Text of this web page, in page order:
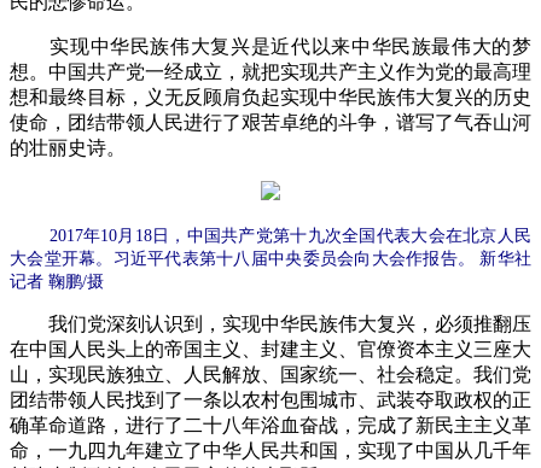
实现中华民族伟大复兴是近代以来中华民族最伟大的梦
想。中国共产党一经成立，就把实现共产主义作为党的最高理
想和最终目标，义无反顾肩负起实现中华民族伟大复兴的历史
使命，团结带领人民进行了艰苦卓绝的斗争，谱写了气吞山河
的壮丽史诗。
2017年10月18日，中国共产党第十九次全国代表大会在北京人民
大会堂开幕。习近平代表第十八届中央委员会向大会作报告。 新华社
记者 鞠鹏/摄
我们党深刻认识到，实现中华民族伟大复兴，必须推翻压
在中国人民头上的帝国主义、封建主义、官僚资本主义三座大
山，实现民族独立、人民解放、国家统一、社会稳定。我们党
团结带领人民找到了一条以农村包围城市、武装夺取政权的正
确革命道路，进行了二十八年浴血奋战，完成了新民主主义革
命，一九四九年建立了中华人民共和国，实现了中国从几千年